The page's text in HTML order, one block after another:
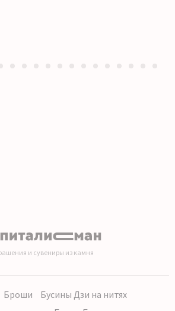
и сувениры из камня
Броши
Бусины Дзи на нитях